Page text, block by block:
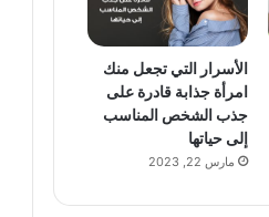
الأسرار التي تجعل منك
امرأة جذابة قادرة على
جذب الشخص المناسب
إلى حياتها
مارس 22, 2023